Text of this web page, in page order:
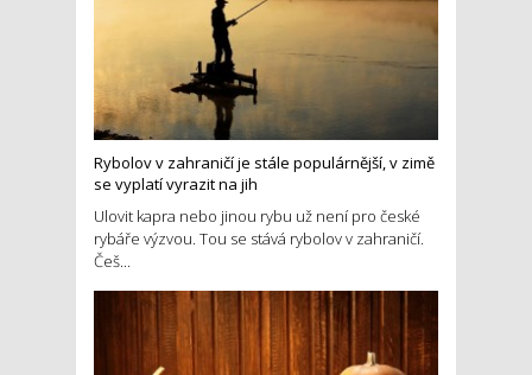
Rybolov v zahraničí je stále populárnější, v zimě
se vyplatí vyrazit na jih
Ulovit kapra nebo jinou rybu už není pro české
rybáře výzvou. Tou se stává rybolov v zahraničí.
Češ...